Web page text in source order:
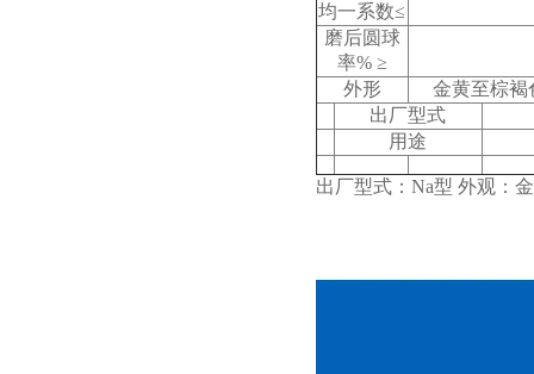
均一系数≤
磨后圆球
率% ≥
外形
金黄至棕褐
出厂型式
用途
出厂型式：Na型 外观：